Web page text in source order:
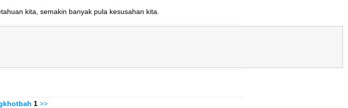
kita, semakin banyak pula kesusahan kita.
1 >>